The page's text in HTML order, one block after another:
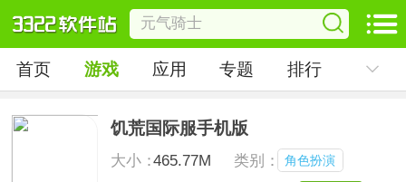
首页 游戏 应用 专题 排行
饥荒国际服手机版
大小：465.77M 类别： 角色扮演